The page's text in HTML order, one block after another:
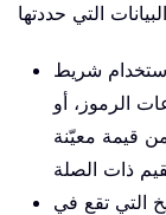
شريط
الرموز، أو
من قيمة معيّنة
التي تقع في